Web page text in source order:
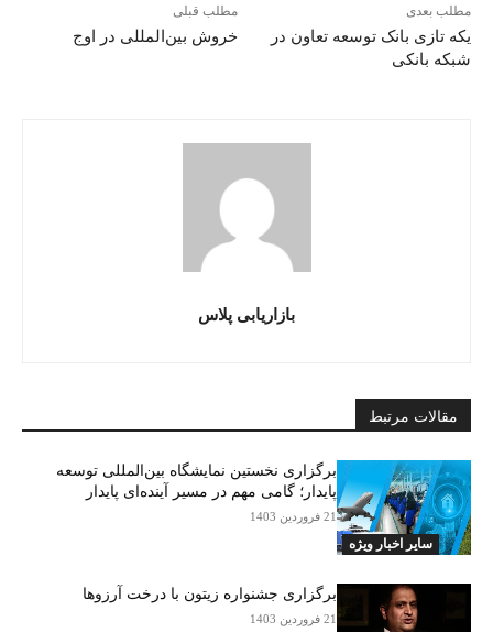
مطلب قبلی
خروش بین‌المللی در اوج
مطلب بعدی
یکه تازی بانک توسعه تعاون در
شبکه بانکی
بازاریابی پلاس
مقالات مرتبط
سایر اخبار ویژه
برگزاری نخستین نمایشگاه بین‌المللی توسعه
پایدار؛ گامی مهم در مسیر آینده‌ای پایدار
21 فروردین 1403
برگزاری جشنواره زیتون با درخت آرزوها
21 فروردین 1403